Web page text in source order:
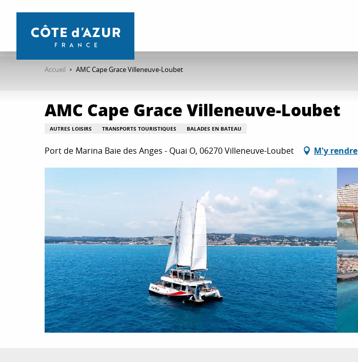
contenu
Accueil AMC Cape Grace Villeneuve-Loubet
AMC Cape Grace Villeneuve-Loubet
AUTRES LOISIRS TRANSPORTS TOURISTIQUES BALADES EN BATEAU
Port de Marina Baie des Anges - Quai O, 06270 Villeneuve-Loubet M'y rendre